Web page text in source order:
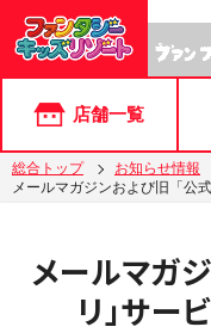
店舗一覧
総合トップ
お知らせ情報
メールマガジンおよび旧「公
メールマガ
リ」サー